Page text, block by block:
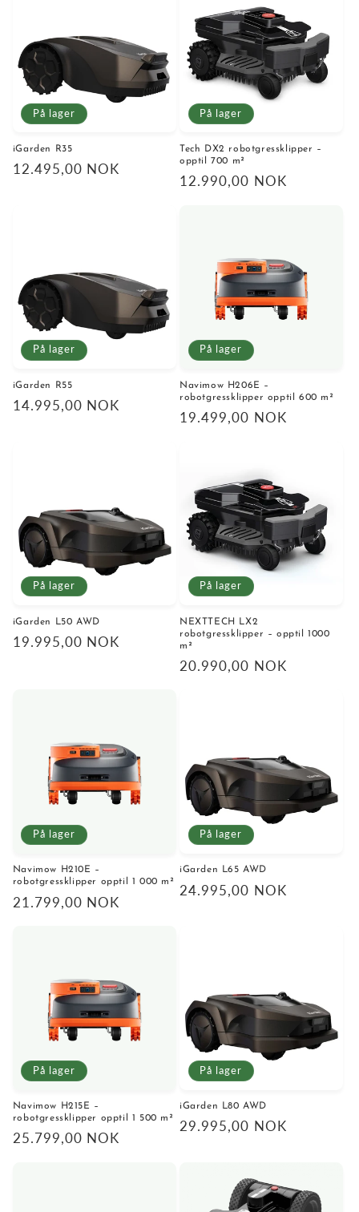
På lager
iGarden R35
Vanlig
12.495,00 NOK
På lager
Tech DX2 robotgressklipper –
opptil 700 m²
Vanlig
12.990,00 NOK
På lager
iGarden R55
Vanlig
14.995,00 NOK
På lager
Navimow H206E –
robotgressklipper opptil 600 m²
Vanlig
19.499,00 NOK
På lager
iGarden L50 AWD
Vanlig
19.995,00 NOK
På lager
NEXTTECH LX2
robotgressklipper – opptil 1000
m²
Vanlig
20.990,00 NOK
På lager
Navimow H210E –
robotgressklipper opptil 1 000 m²
Vanlig
21.799,00 NOK
På lager
iGarden L65 AWD
Vanlig
24.995,00 NOK
På lager
Navimow H215E –
robotgressklipper opptil 1 500 m²
Vanlig
25.799,00 NOK
På lager
iGarden L80 AWD
Vanlig
29.995,00 NOK